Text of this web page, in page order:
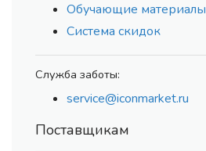
Обучающие материалы
Система скидок
Служба заботы:
service@iconmarket.ru
Поставщикам